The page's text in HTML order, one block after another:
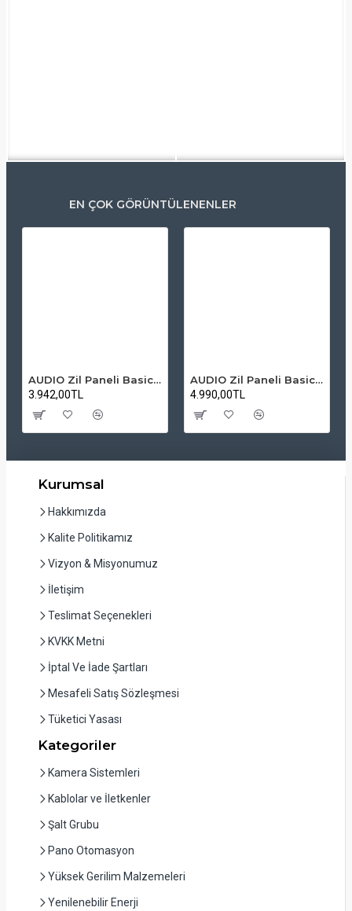
EN ÇOK GÖRÜNTÜLENENLER
AUDIO Zil Paneli Basic Hpli Çift Buton 14'lü Sesli Apartman Diafon Kapı Paneli
3.942,00TL
AUDIO Zil Paneli Basic Hpli Çift Buton 20'li Sesli Apartman Diafon Kapı Paneli
4.990,00TL
Kurumsal
Hakkımızda
Kalite Politikamız
Vizyon & Misyonumuz
İletişim
Teslimat Seçenekleri
KVKK Metni
İptal Ve İade Şartları
Mesafeli Satış Sözleşmesi
Tüketici Yasası
Kategoriler
Kamera Sistemleri
Kablolar ve İletkenler
Şalt Grubu
Pano Otomasyon
Yüksek Gerilim Malzemeleri
Yenilenebilir Enerji